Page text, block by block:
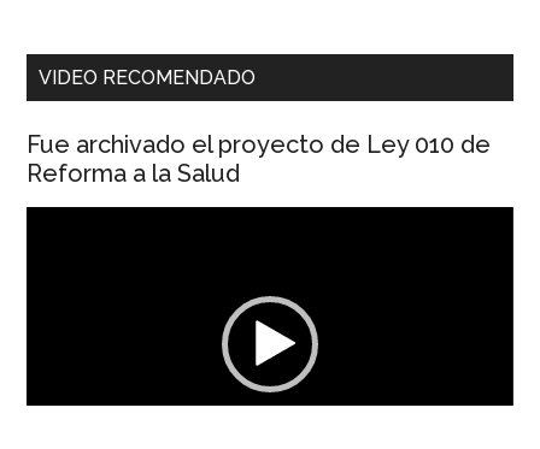
VIDEO RECOMENDADO
Fue archivado el proyecto de Ley 010 de
Reforma a la Salud